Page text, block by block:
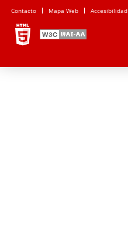
Contacto Mapa Web Accesibilidad